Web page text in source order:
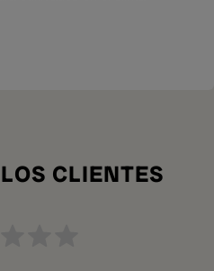
CLIENTES